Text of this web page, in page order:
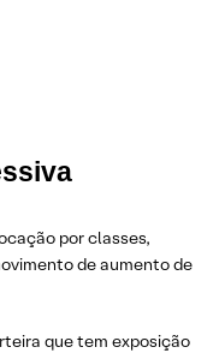
por classes,
de aumento de
que tem exposição